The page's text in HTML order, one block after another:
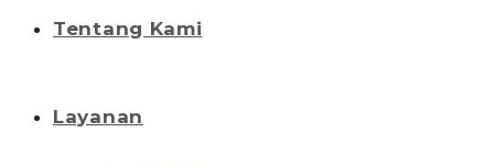
Tentang Kami
Layanan